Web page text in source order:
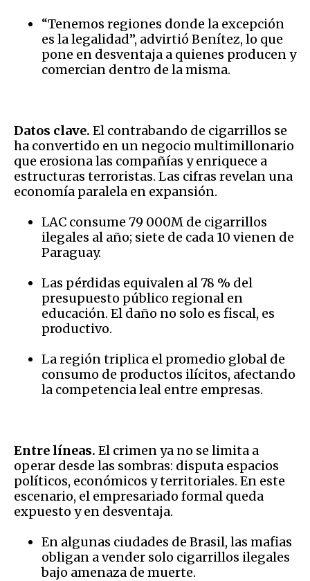
“Tenemos regiones donde la excepción
es la legalidad”, advirtió Benítez, lo que
pone en desventaja a quienes producen y
comercian dentro de la misma.
Datos clave. El contrabando de cigarrillos se
ha convertido en un negocio multimillonario
que erosiona las compañías y enriquece a
estructuras terroristas. Las cifras revelan una
economía paralela en expansión.
LAC consume 79 000M de cigarrillos
ilegales al año; siete de cada 10 vienen de
Paraguay.
Las pérdidas equivalen al 78 % del
presupuesto público regional en
educación. El daño no solo es fiscal, es
productivo.
La región triplica el promedio global de
consumo de productos ilícitos, afectando
la competencia leal entre empresas.
Entre líneas. El crimen ya no se limita a
operar desde las sombras: disputa espacios
políticos, económicos y territoriales. En este
escenario, el empresariado formal queda
expuesto y en desventaja.
En algunas ciudades de Brasil, las mafias
obligan a vender solo cigarrillos ilegales
bajo amenaza de muerte.